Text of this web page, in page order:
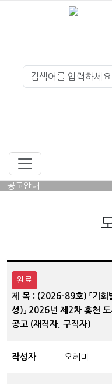
공고안내
완료
제 목 : (2026-89호) 「기회
성)」 2026년 제2차 홍천
공고 (재직자, 구직자)
작성자 오혜미